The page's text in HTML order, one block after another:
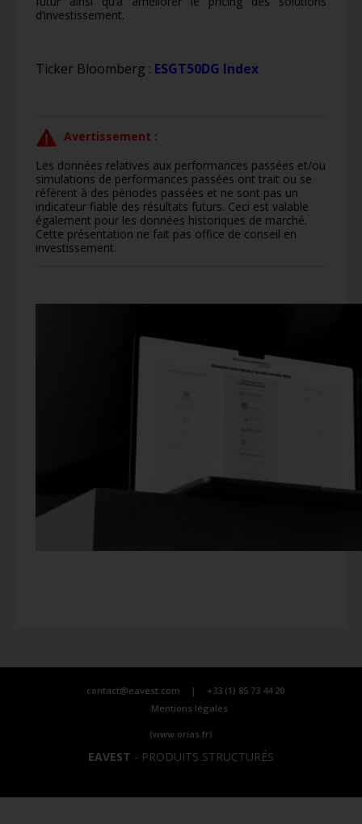
d’investissement.
Ticker Bloomberg : ESGT50DG Index
Avertissement :
Les données relatives aux performances passées et/ou
simulations de performances passées ont trait ou se
réfèrent à des périodes passées et ne sont pas un
indicateur fiable des résultats futurs. Ceci est valable
également pour les données historiques de marché.
Cette présentation ne fait pas office de conseil en
investissement.
contact@eavest.com |
+33 (1) 85 73 44 20
Mentions légales
(www.orias.fr)
EAVEST - PRODUITS STRUCTURÉS